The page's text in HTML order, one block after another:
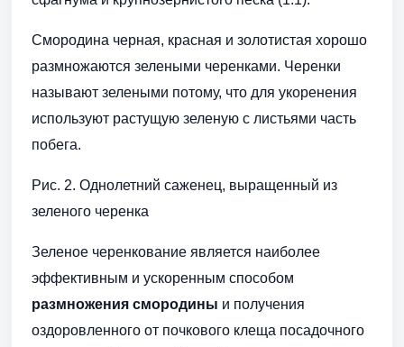
Смородина черная, красная и золотистая хорошо
размножаются зелеными черенками. Черенки
называют зелеными потому, что для укоренения
используют растущую зеленую с листьями часть
побега.
Рис. 2. Однолетний саженец, выращенный из
зеленого черенка
Зеленое черенкование является наиболее
эффективным и ускоренным способом
размножения смородины и получения
оздоровленного от почкового клеща посадочного